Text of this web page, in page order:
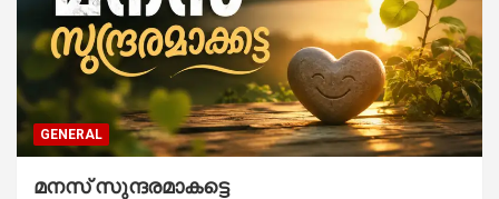
GENERAL
മനസ് സുന്ദരമാകട്ടെ